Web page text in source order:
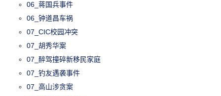
06_蒋国兵事件
06_钟道昌车祸
07_CIC校园冲突
07_胡秀华案
07_醉驾撞碎新移民家庭
07_钓友遇袭事件
07_高山涉贪案